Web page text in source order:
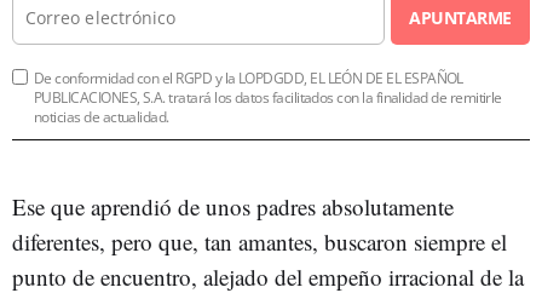
APUNTARME
De conformidad con el RGPD y la LOPDGDD, EL LEÓN DE EL ESPAÑOL
PUBLICACIONES, S.A. tratará los datos facilitados con la finalidad de remitirle
noticias de actualidad.
Ese que aprendió de unos padres absolutamente
diferentes, pero que, tan amantes, buscaron siempre el
punto de encuentro, alejado del empeño irracional de la